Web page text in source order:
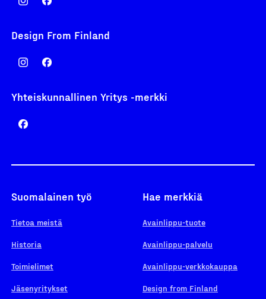
Design From Finland
Yhteiskunnallinen Yritys -merkki
Suomalainen työ
Tietoa meistä
Historia
Toimielimet
Jäsenyritykset
Hae merkkiä
Avainlippu-tuote
Avainlippu-palvelu
Avainlippu-verkkokauppa
Design from Finland